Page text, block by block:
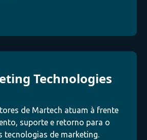
Technologies
de Martech atuam à frente
suporte e retorno para o
tecnologias de marketing.